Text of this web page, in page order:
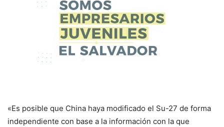
«Es posible que China haya modificado el Su-27 de forma
independiente con base a la información con la que